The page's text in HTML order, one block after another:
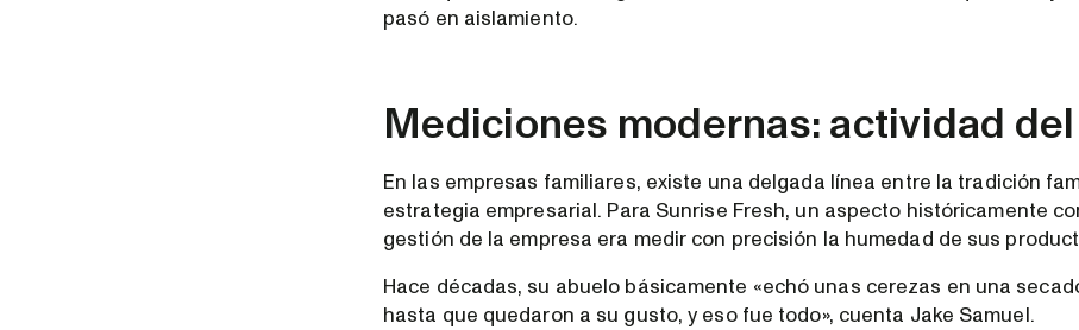
pasó en aislamiento.
Mediciones modernas: actividad
En las empresas familiares, existe una delgada línea entre la tradición
estrategia empresarial. Para Sunrise Fresh, un aspecto históricamente
gestión de la empresa era medir con precisión la humedad de sus
Hace décadas, su abuelo básicamente «echó unas cerezas en una
hasta que quedaron a su gusto, y eso fue todo», cuenta Jake Samuel.